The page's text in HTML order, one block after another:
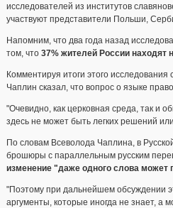
исследователей из институтов
участвуют представители Польши,
Напомним, что два года назад
том, что 37% жителей России
Комментируя итоги этого
Чаплин сказал, что вопрос о языке
"Очевидно, как церковная среда, так и
здесь не может быть легких решений
По словам Всеволода Чаплина, в
брошюры с параллельным русским
изменение "даже одного слова может
"Поэтому при дальнейшем обсуждении
аргументы, которые иногда не знает, а